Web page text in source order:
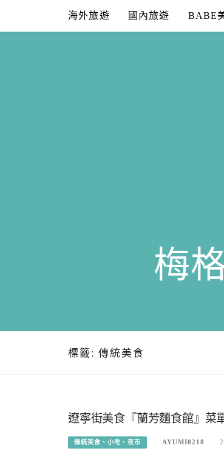
content
海外旅遊 國內旅遊 BABE
梅
標籤: 傳統美食
遼寧街美食『蘭芳麵食館』菜
傳統美食、小吃、夜市 AYUMI0218